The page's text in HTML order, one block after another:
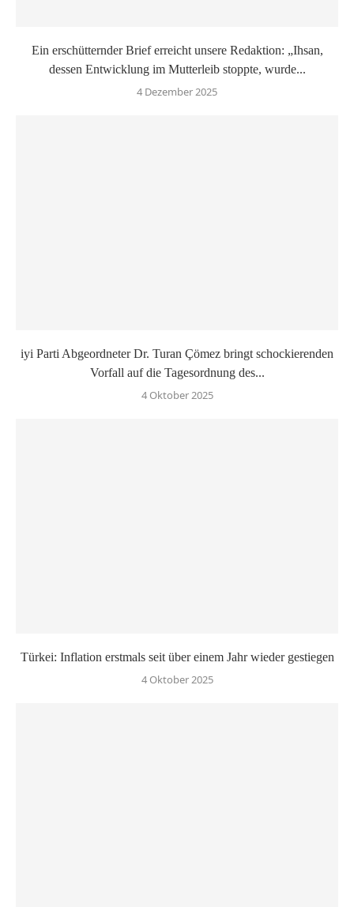
Ein erschütternder Brief erreicht unsere Redaktion: „Ihsan,
dessen Entwicklung im Mutterleib stoppte, wurde...
4 Dezember 2025
iyi Parti Abgeordneter Dr. Turan Çömez bringt schockierenden
Vorfall auf die Tagesordnung des...
4 Oktober 2025
Türkei: Inflation erstmals seit über einem Jahr wieder gestiegen
4 Oktober 2025